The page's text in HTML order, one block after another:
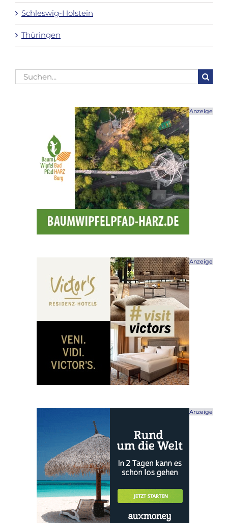
Schleswig-Holstein
Thüringen
Suche
nach:
Anzeige
Anzeige
Anzeige